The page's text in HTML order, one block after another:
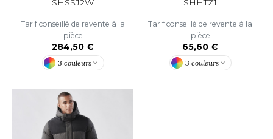
SHSSJ2W
Tarif conseillé de revente à la
pièce
284,50 €
3 couleurs
SHHTZ1
Tarif conseillé de revente à la
pièce
65,60 €
3 couleurs